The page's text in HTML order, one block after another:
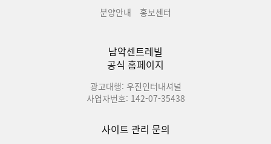
분양안내
홍보센터
남악센트레빌
공식 홈페이지
광고대행: 우진인터내셔널
사업자번호: 142-07-35438
사이트 관리 문의